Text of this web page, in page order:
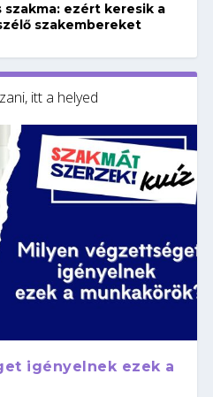
szakma: ezért keresik a
szakembereket
itt a helyed
igényelnek ezek a